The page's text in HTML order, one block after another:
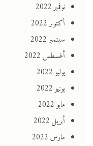
نوفمبر 2022
أكتوبر 2022
سبتمبر 2022
أغسطس 2022
يوليو 2022
يونيو 2022
مايو 2022
أبريل 2022
مارس 2022